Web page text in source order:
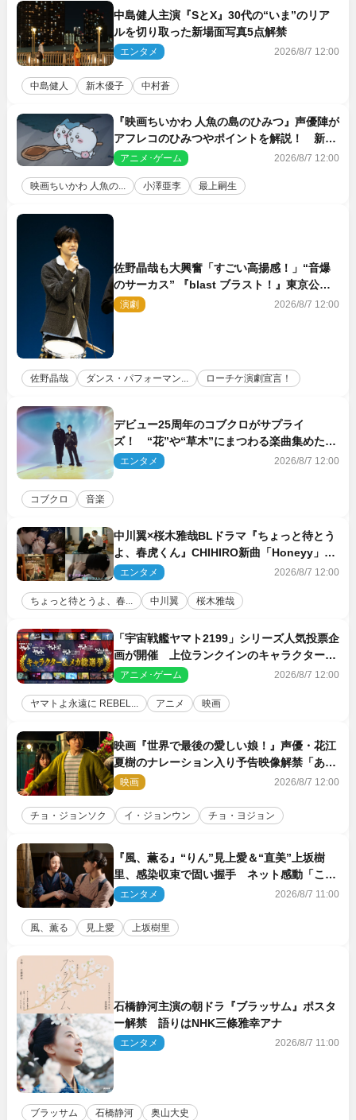
中島健人主演『SとX』30代の“いま”のリア
ルを切り取った新場面写真5点解禁
エンタメ 2026/8/7 12:00
中島健人 新木優子 中村蒼
『映画ちいかわ 人魚の島のひみつ』声優陣が
アフレコのひみつやポイントを解説！ 新カ
ットも到着
アニメ･ゲーム 2026/8/7 12:00
映画ちいかわ 人魚の... 小澤亜李 最上嗣生
佐野晶哉も大興奮「すごい高揚感！」“音爆
のサーカス” 『blast ブラスト！』東京公演
が開幕！
演劇 2026/8/7 12:00
佐野晶哉 ダンス・パフォーマン... ローチケ演劇宣言！
デビュー25周年のコブクロがサプライ
ズ！ “花”や“草木”にまつわる楽曲集めた新
コンセプトアルバムを“花の日”に配信リリー
ス
エンタメ 2026/8/7 12:00
コブクロ 音楽
中川翼×桜木雅哉BLドラマ『ちょっと待とう
よ、春虎くん』CHIHIRO新曲「Honeyy」が
ED主題歌に決定！
エンタメ 2026/8/7 12:00
ちょっと待とうよ、春... 中川翼 桜木雅哉
「宇宙戦艦ヤマト2199」シリーズ人気投票企
画が開催 上位ランクインのキャラクター＆
メカは新規描き下ろしイラストを制作
アニメ･ゲーム 2026/8/7 12:00
ヤマトよ永遠に REBEL... アニメ 映画
映画『世界で最後の愛しい娘！』声優・花江
夏樹のナレーション入り予告映像解禁「あふ
れ出る温かさに涙が止まらない！」
映画 2026/8/7 12:00
チョ・ジョンソク イ・ジョンウン チョ・ヨジョン
『風、薫る』“りん”見上愛＆“直美”上坂樹
里、感染収束で固い握手 ネット感動「この
バディは最強」「アツい」
エンタメ 2026/8/7 11:00
風、薫る 見上愛 上坂樹里
石橋静河主演の朝ドラ『ブラッサム』ポスタ
ー解禁 語りはNHK三條雅幸アナ
エンタメ 2026/8/7 11:00
ブラッサム 石橋静河 奥山大史